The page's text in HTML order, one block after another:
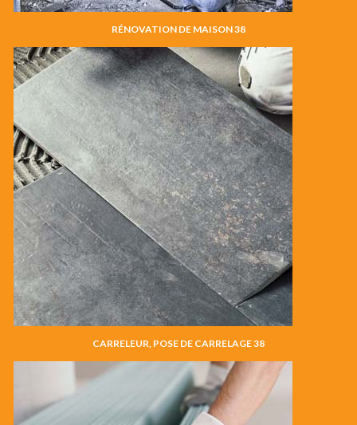
RÉNOVATION DE MAISON 38
CARRELEUR, POSE DE CARRELAGE 38